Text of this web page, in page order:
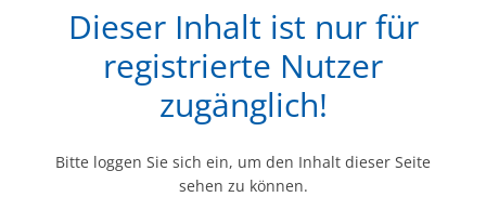
Dieser Inhalt ist nur für
registrierte Nutzer
zugänglich!
Bitte loggen Sie sich ein, um den Inhalt dieser Seite
sehen zu können.